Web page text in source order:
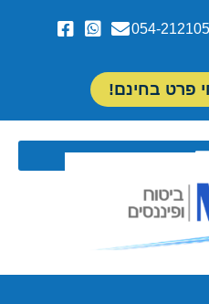
054-
פרט בחינם!